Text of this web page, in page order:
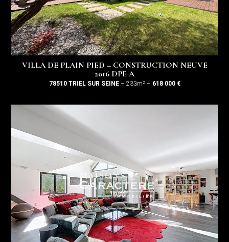
VILLA DE PLAIN PIED – CONSTRUCTION NEUVE
2016 DPE A
78510 TRIEL SUR SEINE– 233m² – 618 000 €